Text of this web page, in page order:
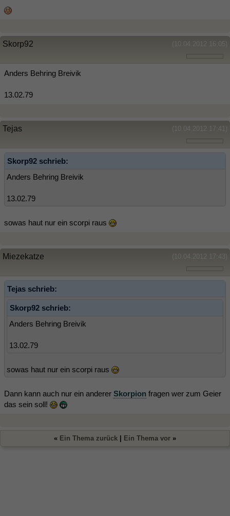
(10.04.2012 16:05)
Skorp92
Anders Behring Breivik
13.02.79
(10.04.2012 17:41)
Tejas
Skorp92 schrieb:
Anders Behring Breivik
13.02.79
sowas haut nur ein scorpi raus
(10.04.2012 17:43)
Miezekatze
Tejas schrieb:
Skorp92 schrieb:
Anders Behring Breivik
13.02.79
sowas haut nur ein scorpi raus
Dann kann auch nur ein anderer Skorpion fragen wer zum Geier
das sein soll!
« Ein Thema zurück Ein Thema vor »